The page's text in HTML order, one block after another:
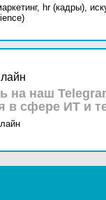
hr (кадры),
на наш
в сфере ИТ и